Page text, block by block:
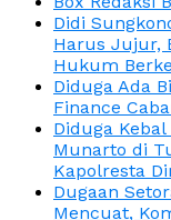
Didi
Harus Jujur,
Hukum
Diduga Ada
Finance
Diduga
Munarto di
Kapolresta
Dugaan
Mencuat,